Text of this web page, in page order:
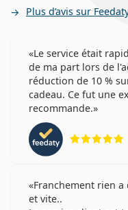
Plus d’avis sur
Le service était
de ma part lors de
réduction de 10 %
cadeau. Ce fut une
recommande.
Franchement rien
et vite..